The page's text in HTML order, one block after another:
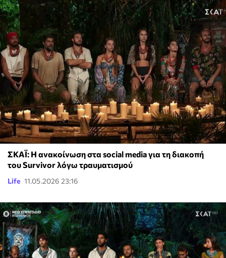
ΣΚΑΪ: Η ανακοίνωση στα social media για τη διακοπή
του Survivor λόγω τραυματισμού
Life 11.05.2026 23:16